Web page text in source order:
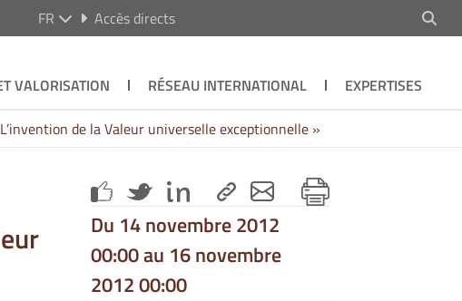
FR Accès directs
VALORISATION RÉSEAU INTERNATIONAL
EXPERTISES
de la Valeur universelle exceptionnelle »
Du 14 novembre 2012
00:00 au 16 novembre
2012 00:00